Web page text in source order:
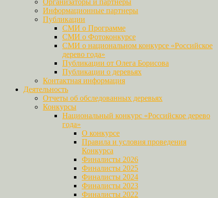
Информационные партнеры
Публикации
СМИ о Программе
СМИ о Фотоконкурсе
СМИ о национальном конкурсе «Российское
дерево года»
Публикации от Олега Борисова
Публикации о деревьях
Контактная информация
Деятельность
Отчеты об обследованных деревьях
Конкурсы
Национальный конкурс «Российское дерево
года»
О конкурсе
Правила и условия проведения
Конкурса
Финалисты 2026
Финалисты 2025
Финалисты 2024
Финалисты 2023
Финалисты 2022